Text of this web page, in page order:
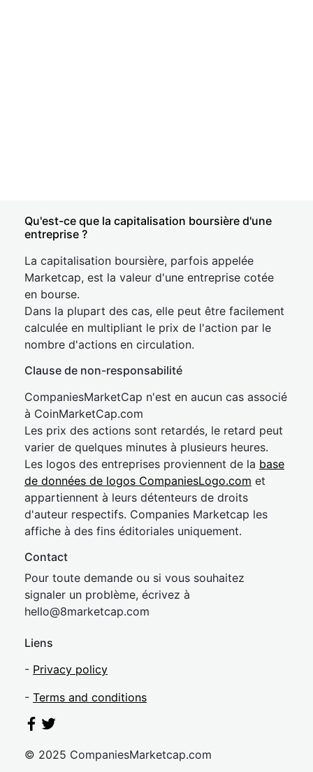
Qu'est-ce que la capitalisation boursière d'une
entreprise ?
La capitalisation boursière, parfois appelée
Marketcap, est la valeur d'une entreprise cotée
en bourse.
Dans la plupart des cas, elle peut être facilement
calculée en multipliant le prix de l'action par le
nombre d'actions en circulation.
Clause de non-responsabilité
CompaniesMarketCap n'est en aucun cas associé
à CoinMarketCap.com
Les prix des actions sont retardés, le retard peut
varier de quelques minutes à plusieurs heures.
Les logos des entreprises proviennent de la base
de données de logos CompaniesLogo.com et
appartiennent à leurs détenteurs de droits
d'auteur respectifs. Companies Marketcap les
affiche à des fins éditoriales uniquement.
Contact
Pour toute demande ou si vous souhaitez
signaler un problème, écrivez à
hello@8marketcap.com
Liens
- Privacy policy
- Terms and conditions
© 2025 CompaniesMarketcap.com